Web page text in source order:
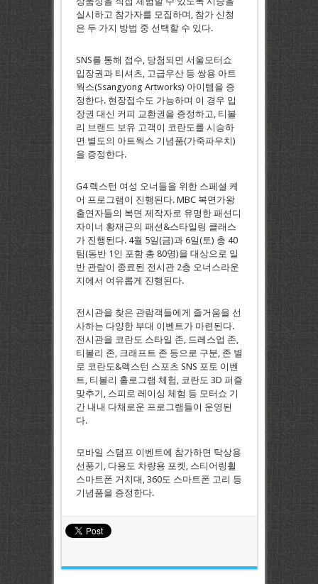
실시하고 참가자를 모집하며, 참가 신청
은 두 가지 방법 중 선택할 수 있다.
SNS를 통해 접수, 당첨되면 서울모터쇼
입장권과 티셔츠, 고급우산 등 쌍용 아트
웍스(Ssangyong Artworks) 아이템을 증
정한다. 현장접수도 가능하며 이 경우 입
장권 대신 커피 교환권을 증정하고, 티볼
리 브랜드 보유 고객이 코란도를 시승하
면 별도의 아트웍스 기념품(가죽파우치)
을 증정한다.
G4 렉스턴 여성 오너들을 위한 스페셜 케
어 프로그램이 진행된다. MBC 복면가왕
출연자들의 복면 제작자로 유명한 패션디
자이너 황재근의 패션&스타일링 클래스
가 진행된다. 4월 5일(금)과 6일(토) 총 40
팀(동반 1인 포함 총 80명)을 대상으로 일
반 관람이 종료된 전시관 2층 오너스라운
지에서 여유롭게 진행된다.
전시관을 찾은 관람객들에게 즐거움을 선
사하는 다양한 부대 이벤트가 마련된다.
전시관을 코란도 스타일 존, 드레스업 존,
티볼리 존, 크래프트 존 등으로 구분, 존 별
로 코란도&렉스턴 스포츠 SNS 포토 이벤
트, 티볼리 홀로그램 체험, 코란도 3D 퍼즐
맞추기, 스피로 레이싱 체험 등 모터쇼 기
간 내내 다채로운 프로그램들이 운영된
다.
모바일 스탬프 이벤트에 참가하면 탁상용
선풍기, 다용도 차량용 포켓, 스티어링휠
스마트폰 거치대, 360도 스마트폰 고리 등
기념품을 증정한다.